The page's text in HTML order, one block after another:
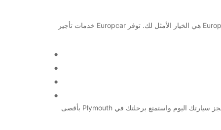
مرحبا بكم في Plymouth! إذا كنت تخطط لزيارة هذه المدينة الجميلة في المملكة المتحدة وتحتاج إلى وسيلة نقل مريحة ومناسبة، فإن Europcar هي الخيار الأمثل لك. توفر Europcar خدمات تأجير
سواء كنت تقوم برحلة عائلية، رحلة عمل، أو ترغب في استكشاف المنطقة، Europcar لديها السيارة أو الشاحنة المناسبة لاحتياجاتك. قم بحجز سيارتك اليوم واستمتع برحلتك في Plymouth بأقصى